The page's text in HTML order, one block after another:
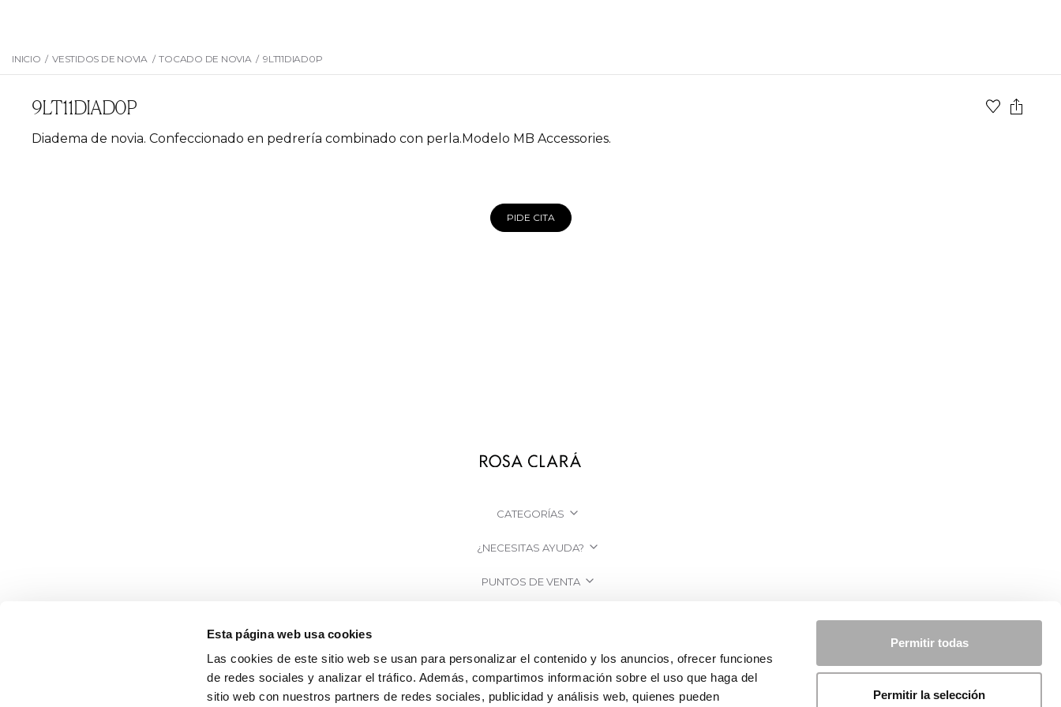
Esta página web usa cookies
Las cookies de este sitio web se usan para personalizar el contenido y los anuncios, ofrecer funciones
de redes sociales y analizar el tráfico. Además, compartimos información sobre el uso que haga del
sitio web con nuestros partners de redes sociales, publicidad y análisis web, quienes pueden
Permitir todas
Permitir la selección
INICIO / VESTIDOS DE NOVIA / TOCADO DE NOVIA / 9LT11DIAD0P
9LT11DIAD0P
Diadema de novia. Confeccionado en pedrería combinado con perla.Modelo MB Accessories.
PIDE CITA
CATEGORÍAS
¿NECESITAS AYUDA?
PUNTOS DE VENTA